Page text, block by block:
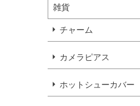
雑貨
チャーム
カメラピアス
ホットシューカバー